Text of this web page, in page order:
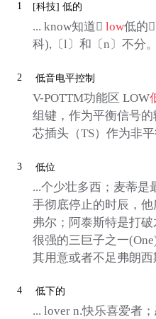
1 [科技] 低的
... know知道 low低的
科),〔l〕和〔n〕不分
2 低音电平控制
V-POTTM功能区 LOW
组键，作为平衡信号
芯插头（TS）作为非平
3 低位
...个少壮多西；麦蒂是
手彻底停止的时辰，
弗尔；阿泰斯特是打破
很强的三巨子之一
其用意或者不足弗朗西
4 低下的
... lover n.快乐喜爱者